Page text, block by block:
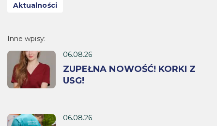
Aktualności
Inne wpisy:
06.08.26
ZUPEŁNA NOWOŚĆ! KORKI Z
USG!
06.08.26